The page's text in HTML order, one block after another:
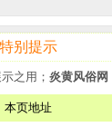
特别提示
之用； 炎黄风俗网
本页地址